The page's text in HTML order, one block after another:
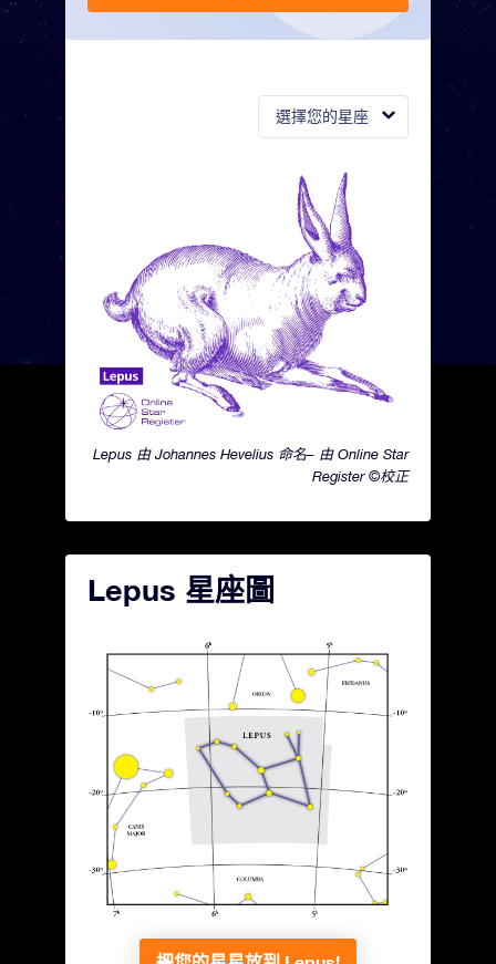
選擇您的星座
Lepus 由 Johannes Hevelius 命名– 由 Online Star
Register ©校正
Lepus 星座圖